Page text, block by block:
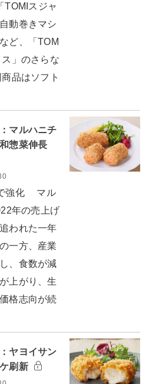
TOMIスジャ
動巻きマシ
ど、「TOM
」のさらな
品はソフト
マルハニチ
惣菜伸長
強化 マル
年の売上げ
われた一年
一方、産業
、食数が減
上がり、生
格志向が続
ヤヨイサン
刷新